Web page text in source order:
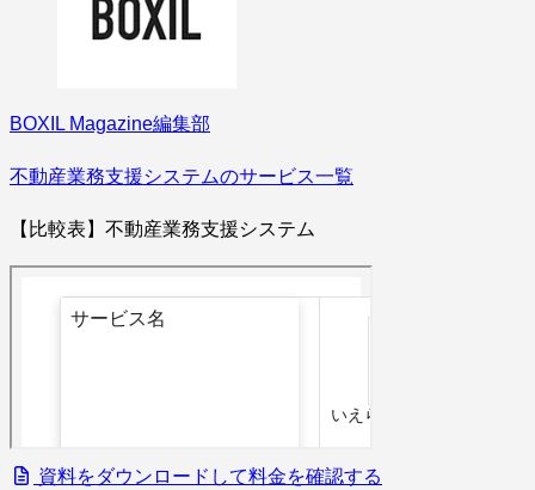
BOXIL Magazine編集部
不動産業務支援システムのサービス一覧
【比較表】不動産業務支援システム
資料をダウンロードして料金を確認する